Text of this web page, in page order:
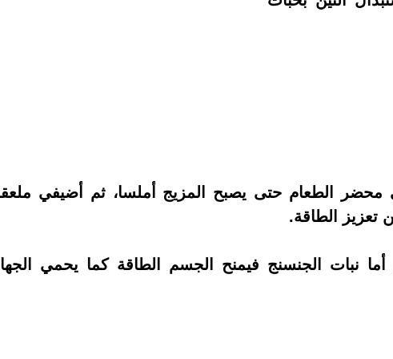
محضر الطعام حتى يصبح المزيج أملسا، ثم أضيفي
تعزيز الطاقة.
أما نبات الجنسنج فيمنح الجسم الطاقة كما يحمي